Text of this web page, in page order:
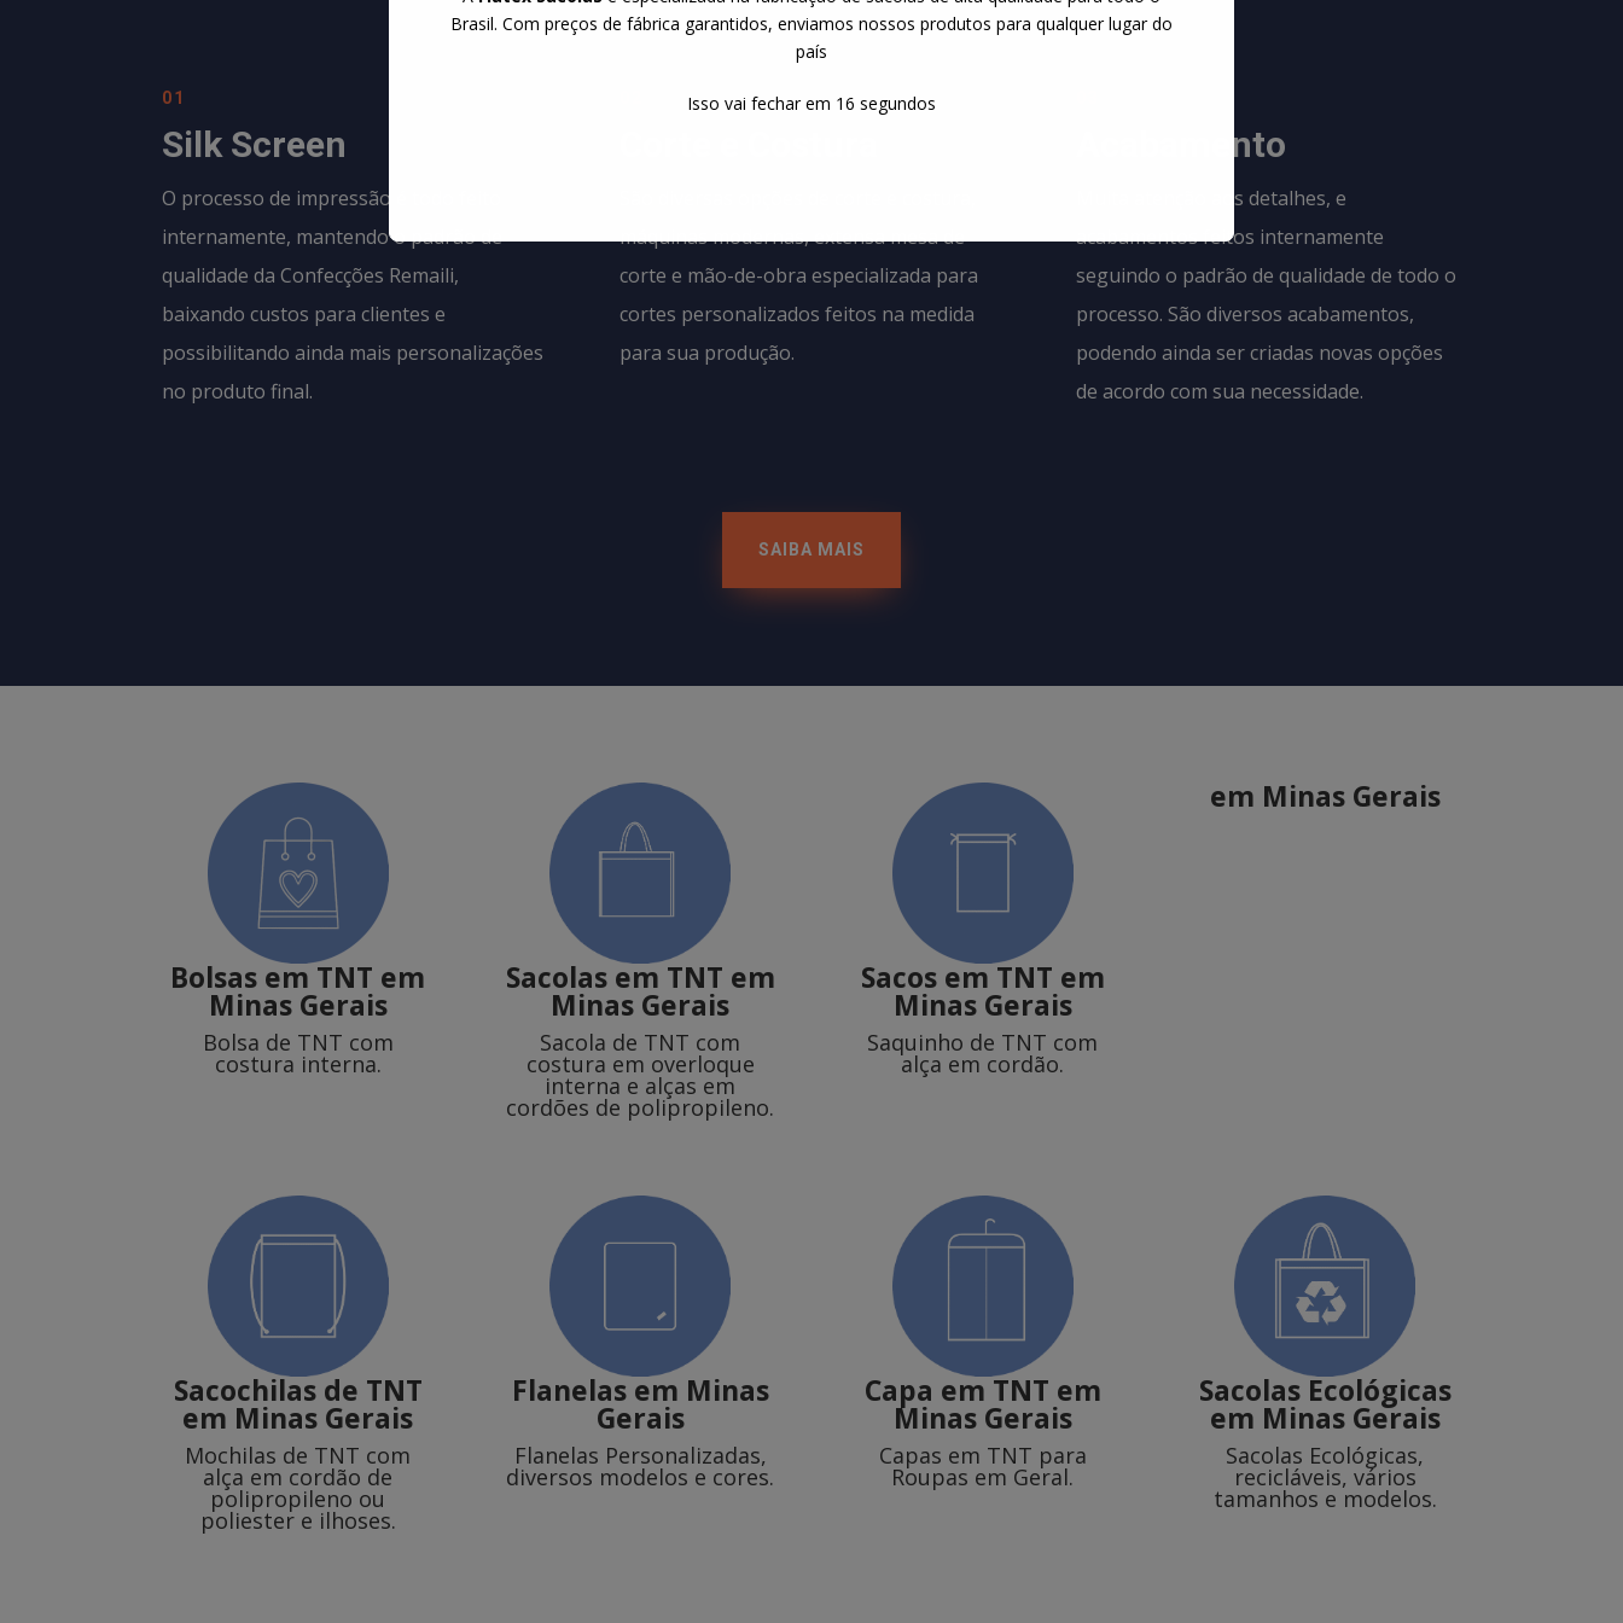
01
Silk Screen
O processo de impressão é todo feito
internamente, mantendo o padrão de
qualidade daConfecções Remaili,
baixando custos para clientes e
possibilitando ainda mais personalizações
no produto final.
máquinas modernas, extensa mesa de
corte e mão-de-obra especializada para
cortes personalizados feitos na medida
para sua produção.
Acabamento
Muita atenção aos detalhes, e
acabamentos feitos internamente
seguindo o padrão de qualidade de todo o
processo. São diversos acabamentos,
podendo ainda ser criadas novas opções
de acordo com sua necessidade.
SAIBA MAIS
Bolsas em TNT em
Minas Gerais
Bolsa de TNT com
costura interna.
Sacolas em TNT em
Minas Gerais
Sacola de TNT com
costura em overloque
interna e alças em
cordões de polipropileno.
Sacos em TNT em
Minas Gerais
Saquinho de TNT com
alça em cordão.
em Minas Gerais
Sacochilas de TNT
em Minas Gerais
Mochilas de TNT com
alça em cordão de
polipropileno ou
poliester e ilhoses.
Flanelasem Minas
Gerais
Flanelas Personalizadas,
diversos modelos e cores.
Capa em TNT em
Minas Gerais
Capas em TNT para
Roupas em Geral.
Sacolas Ecológicas
em Minas Gerais
Sacolas Ecológicas,
recicláveis, vários
tamanhos e modelos.
Brasil. Com preços de fábrica garantidos, enviamos nossos produtos para qualquer lugar do
país
Isso vai fechar em 15 segundos